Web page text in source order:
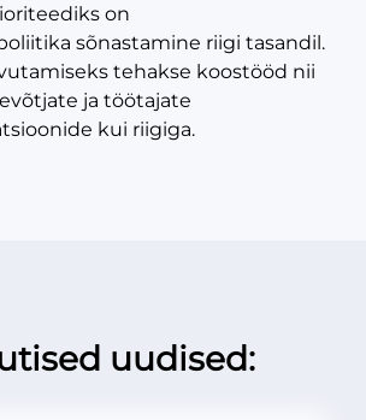
on
sõnastamine riigi tasandil.
tehakse koostööd nii
ja töötajate
kui riigiga.
uudised: